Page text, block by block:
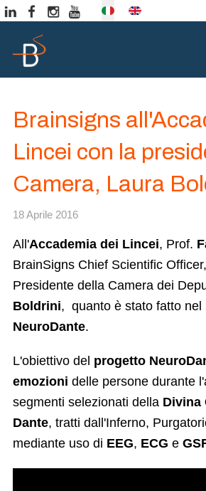
Seleziona la tua
Brainsigns
Lincei con la
Camera, Laura
18 Aprile 2016
All'Accademia dei Lincei, Prof.
BrainSigns Chief Scientific
Presidente della Camera dei
Boldrini, quanto è stato fatto nel
NeuroDante.
L'obiettivo del progetto
emozioni delle persone durante
segmenti selezionati della Divina
Dante, tratti dall'Inferno,
mediante uso di EEG, ECG e